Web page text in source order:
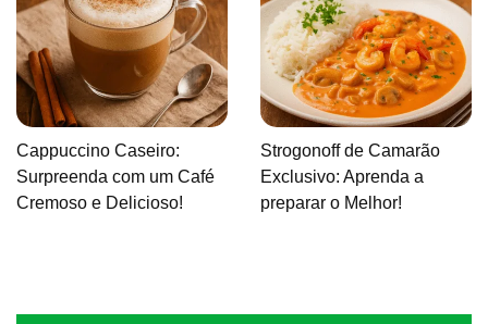
Cappuccino Caseiro:
Surpreenda com um Café
Cremoso e Delicioso!
Strogonoff de Camarão
Exclusivo: Aprenda a
preparar o Melhor!